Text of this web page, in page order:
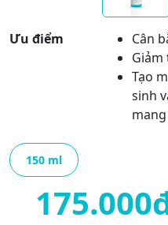
Ưu điểm
Cân
Giảm
Tạo
sinh
150 ml